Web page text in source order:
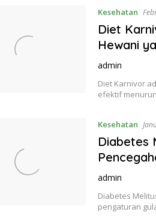
Kesehatan
Diet
Hewani
admin
Diet Karnivor
efektif
Kesehatan
Diabetes
admin
Diabetes
pengaturan